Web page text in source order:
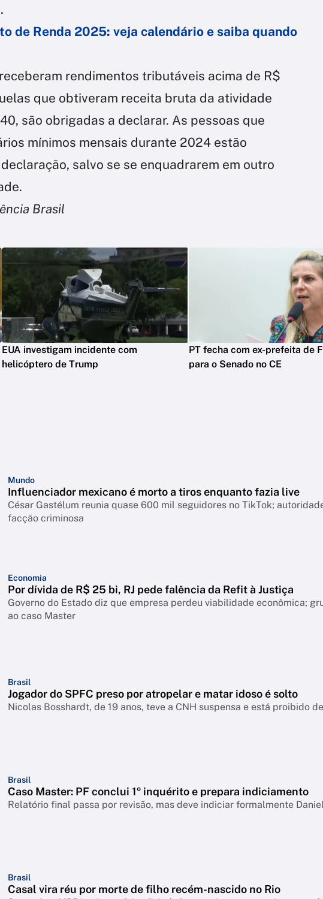
de Renda 2025: veja calendário e saiba quando
rendimentos tributáveis acima de R$
que obtiveram receita bruta da atividade
são obrigadas a declarar. As pessoas que
mínimos mensais durante 2024 estão
salvo se se enquadrarem em outro
Brasil
EUA investigam incidente com
helicóptero de Trump
PT fecha com ex-prefeita de
para o Senado no CE
Mundo
Influenciador mexicano é morto a tiros enquanto fazia live
César Gastélum reunia quase 600 mil seguidores no TikTok;
facção criminosa
Economia
Por dívida de R$ 25 bi, RJ pede falência da Refit à Justiça
Governo do Estado diz que empresa perdeu viabilidade econômica;
ao caso Master
Brasil
Jogador do SPFC preso por atropelar e matar idoso é solto
Nicolas Bosshardt, de 19 anos, teve a CNH suspensa e está proibido
Brasil
Caso Master: PF conclui 1º inquérito e prepara indiciamento
Relatório final passa por revisão, mas deve indiciar formalmente
Brasil
Casal vira réu por morte de filho recém-nascido no Rio